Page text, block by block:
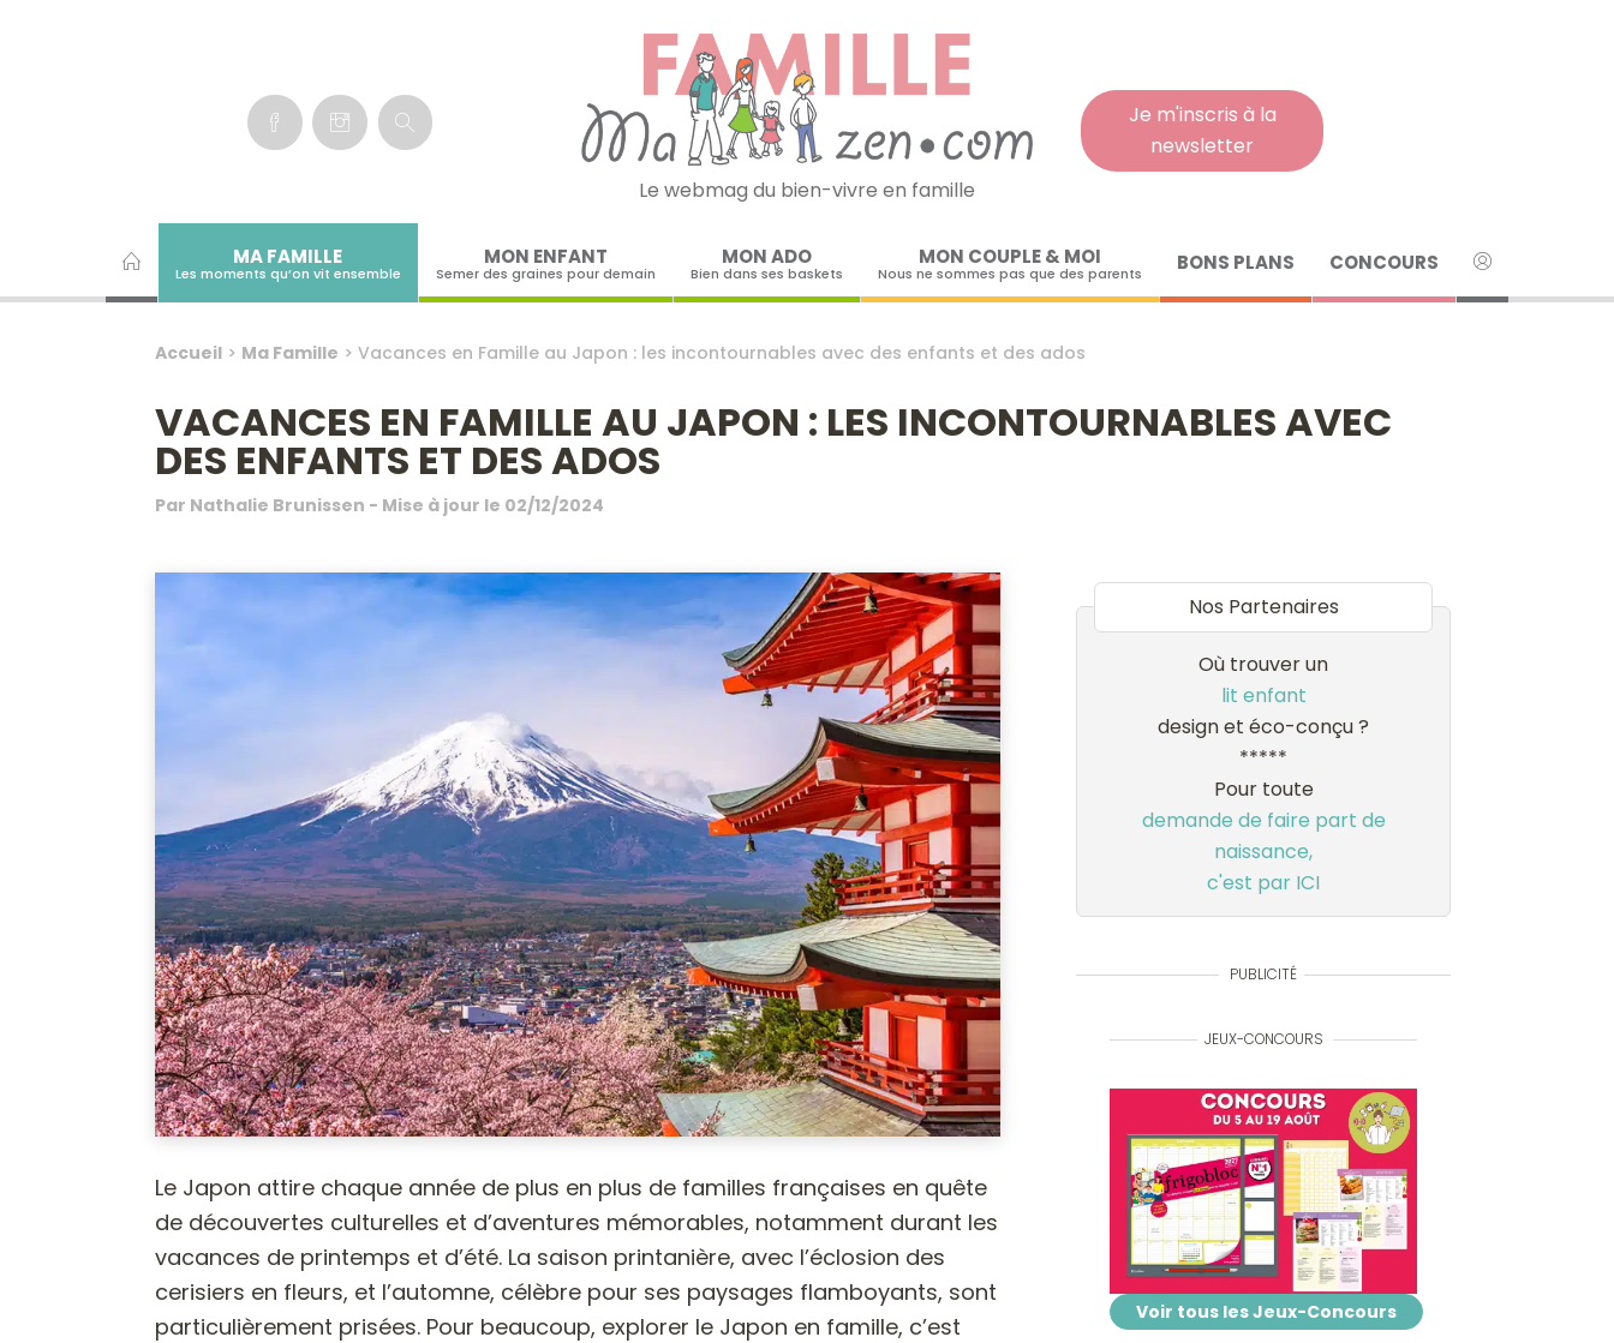
Je m'inscris à la
newsletter
Le webmag du bien-vivre en famille
MA FAMILLE
Les moments qu’on vit ensemble
MON ENFANT
Semer des graines pour demain
MON ADO
Bien dans ses baskets
MON COUPLE & MOI
Nous ne sommes pas que des parents BONS PLANS CONCOURS
Accueil> Ma Famille > Vacances en Famille au Japon : les incontournables avec des enfants et des ados
VACANCES EN FAMILLE AU JAPON : LES INCONTOURNABLES AVEC
DES ENFANTS ET DES ADOS
Par Nathalie Brunissen - Mise à jour le 02/12/2024
Le Japon attire chaque année de plus en plus de familles françaises en quête
de découvertes culturelles et d’aventures mémorables, notamment durant les
vacances de printemps et d’été. La saison printanière, avec l’éclosion des
cerisiers en fleurs, et l’automne, célèbre pour ses paysages flamboyants, sont
particulièrement prisées. Pour beaucoup, explorer le Japon en famille, c’est
Nos Partenaires
Où trouver un
lit enfant
design et éco-conçu ?
*****
Pour toute
demande de faire part de
naissance,
c'est par ICI
PUBLICITÉ
JEUX-CONCOURS
Voir tous les Jeux-Concours